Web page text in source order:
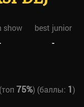
show
best junior
-
75%) (баллы: 1)